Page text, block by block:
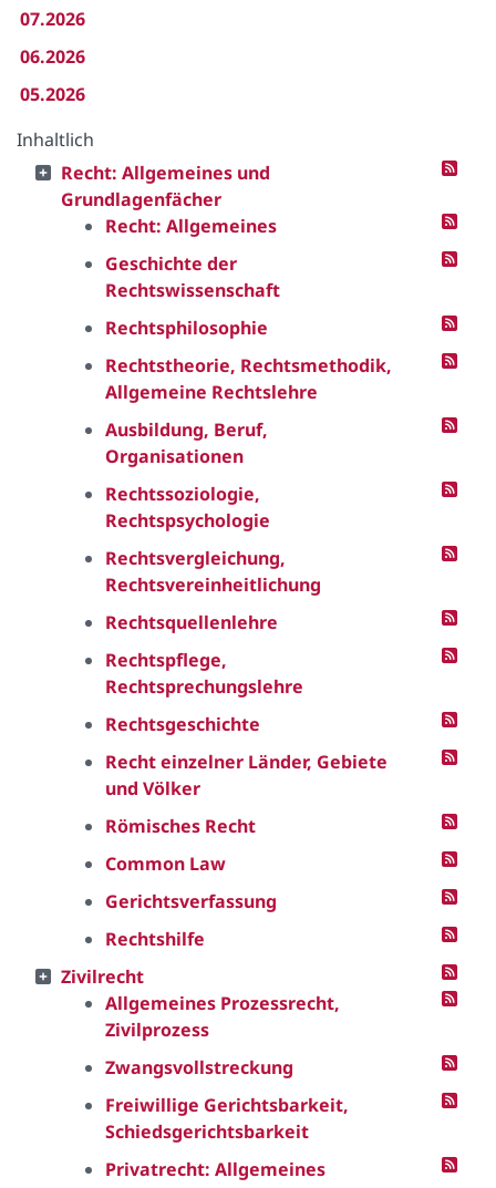
07.2026
06.2026
05.2026
Inhaltlich
Recht: Allgemeines und
Grundlagenfächer
Recht: Allgemeines
Geschichte der
Rechtswissenschaft
Rechtsphilosophie
Rechtstheorie, Rechtsmethodik,
Allgemeine Rechtslehre
Ausbildung, Beruf,
Organisationen
Rechtssoziologie,
Rechtspsychologie
Rechtsvergleichung,
Rechtsvereinheitlichung
Rechtsquellenlehre
Rechtspflege,
Rechtsprechungslehre
Rechtsgeschichte
Recht einzelner Länder, Gebiete
und Völker
Römisches Recht
Common Law
Gerichtsverfassung
Rechtshilfe
Zivilrecht
Allgemeines Prozessrecht,
Zivilprozess
Zwangsvollstreckung
Freiwillige Gerichtsbarkeit,
Schiedsgerichtsbarkeit
Privatrecht: Allgemeines